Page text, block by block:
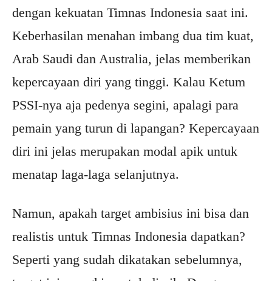
dengan kekuatan Timnas Indonesia saat ini.
Keberhasilan menahan imbang dua tim kuat,
Arab Saudi dan Australia, jelas memberikan
kepercayaan diri yang tinggi. Kalau Ketum
PSSI-nya aja pedenya segini, apalagi para
pemain yang turun di lapangan? Kepercayaan
diri ini jelas merupakan modal apik untuk
menatap laga-laga selanjutnya.
Namun, apakah target ambisius ini bisa dan
realistis untuk Timnas Indonesia dapatkan?
Seperti yang sudah dikatakan sebelumnya,